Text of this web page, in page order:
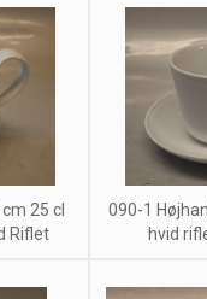
25 cl
Riflet
090-1
hvid